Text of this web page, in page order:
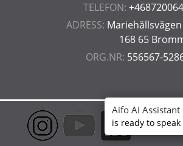
TELEFON:
ADRESS: Mariehällsvägen
168 65
ORG.NR: 556567-
Aifo AI Assistant
is ready to speak